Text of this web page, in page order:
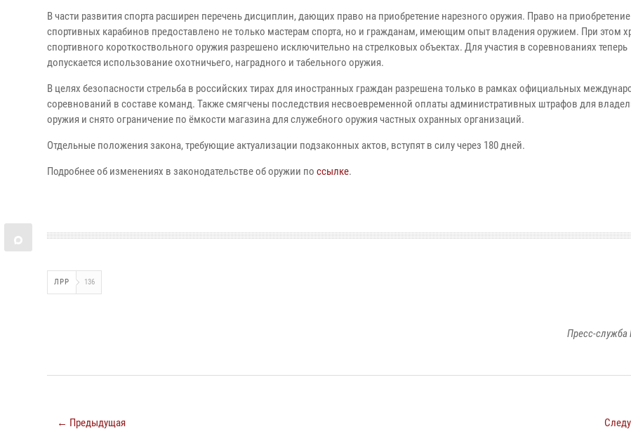
В части развития спорта расширен перечень дисциплин, дающих право на приобретение нарезного оружия. Право на приобретение
спортивных карабинов предоставлено не только мастерам спорта, но и гражданам, имеющим опыт владения оружием. При этом
спортивного короткоствольного оружия разрешено исключительно на стрелковых объектах. Для участия в соревнованиях теперь
допускается использование охотничьего, наградного и табельного оружия.
В целях безопасности стрельба в российских тирах для иностранных граждан разрешена только в рамках официальных
соревнований в составе команд. Также смягчены последствия несвоевременной оплаты административных штрафов для
оружия и снято ограничение по ёмкости магазина для служебного оружия частных охранных организаций.
Отдельные положения закона, требующие актуализации подзаконных актов, вступят в силу через 180 дней.
Подробнее об изменениях в законодательстве об оружии по ссылке.
ЛРР 136
Пресс-служба
← Предыдущая